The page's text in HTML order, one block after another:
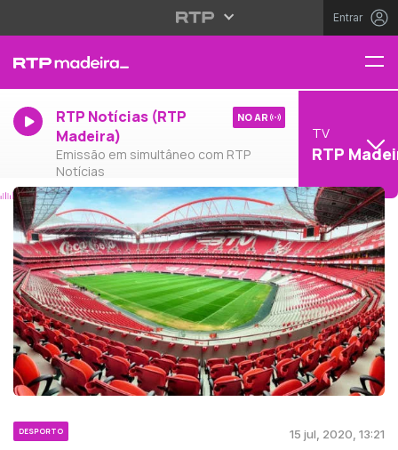
Entrar
RTP Notícias (RTP
Madeira)
Emissão em simultâneo com RTP
Notícias
NO AR
TV
RTP
DESPORTO 15 jul, 2020, 13:21